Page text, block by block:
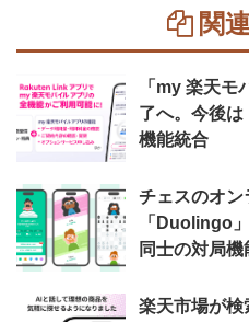
関
「my 楽天モ
了へ。今後
機能統合
チェスのオン
「Duolingo
同士の対局機
楽天市場が検